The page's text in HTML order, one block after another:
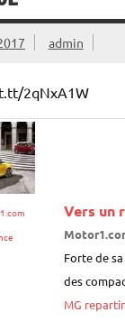
admin
2qNxA1W
Vers un
Forte de
des
MG